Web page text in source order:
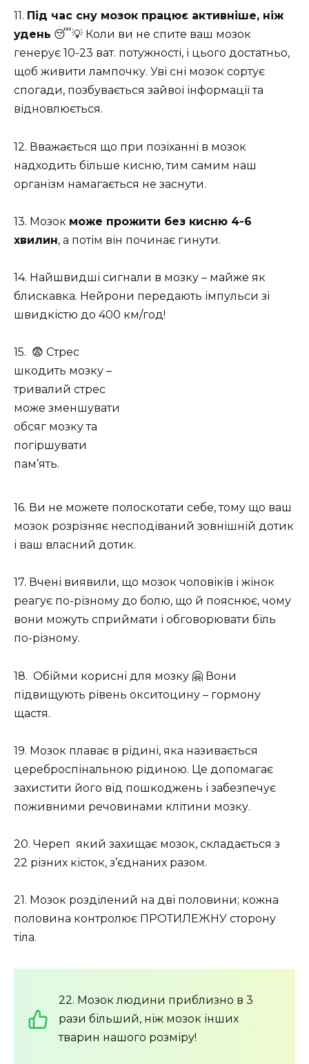
11. Під час сну мозок працює активніше, ніж
удень 😴💡 Коли ви не спите ваш мозок
генерує 10-23 ват. потужності, і цього достатньо,
щоб живити лампочку. Уві сні мозок сортує
спогади, позбувається зайвої інформації та
відновлюється.
12. Вважається що при позіханні в мозок
надходить більше кисню, тим самим наш
організм намагається не заснути.
13. Мозок може прожити без кисню 4-6
хвилин, а потім він починає гинути.
14. Найшвидші сигнали в мозку – майже як
блискавка. Нейрони передають імпульси зі
швидкістю до 400 км/год!
15. 😨 Стрес
шкодить мозку –
тривалий стрес
може зменшувати
обсяг мозку та
погіршувати
пам’ять.
16. Ви не можете полоскотати себе, тому що ваш
мозок розрізняє несподіваний зовнішній дотик
і ваш власний дотик.
17. Вчені виявили, що мозок чоловіків і жінок
реагує по-різному до болю, що й пояснює, чому
вони можуть сприймати і обговорювати біль
по-різному.
18. Обійми корисні для мозку 🤗 Вони
підвищують рівень окситоцину – гормону
щастя.
19. Мозок плаває в рідині, яка називається
цереброспінальною рідиною. Це допомагає
захистити його від пошкоджень і забезпечує
поживними речовинами клітини мозку.
20. Череп який захищає мозок, складається з
22 різних кісток, з’єднаних разом.
21. Мозок розділений на дві половини; кожна
половина контролює ПРОТИЛЕЖНУ сторону
тіла.
22. Мозок людини приблизно в 3
рази більший, ніж мозок інших
тварин нашого розміру!